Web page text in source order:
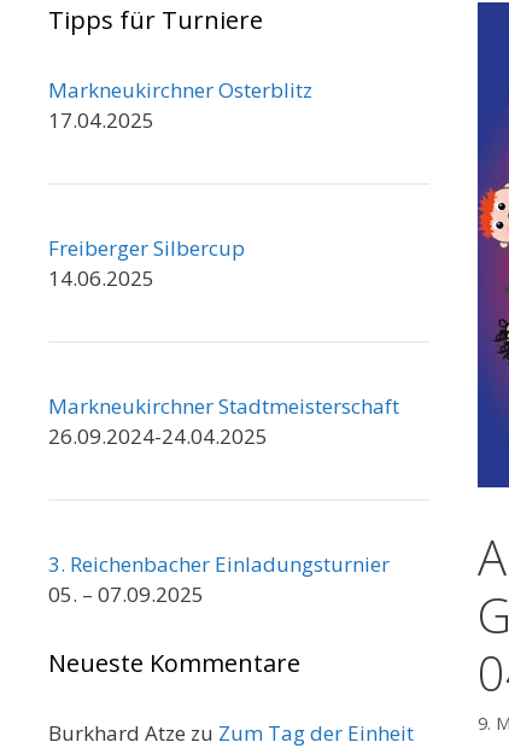
9.
Tipps für Turniere
Markneukirchner Osterblitz
17.04.2025
Freiberger Silbercup
14.06.2025
Markneukirchner Stadtmeisterschaft
26.09.2024-24.04.2025
3. Reichenbacher Einladungsturnier
05. – 07.09.2025
Neueste Kommentare
Burkhard Atze zu Zum Tag der Einheit